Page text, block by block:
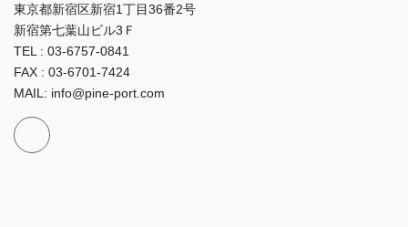
東京都新宿区新宿1丁目36番2号
新宿第七葉山ビル3Ｆ
TEL : 03-6757-0841
FAX : 03-6701-7424
MAIL: info@pine-port.com